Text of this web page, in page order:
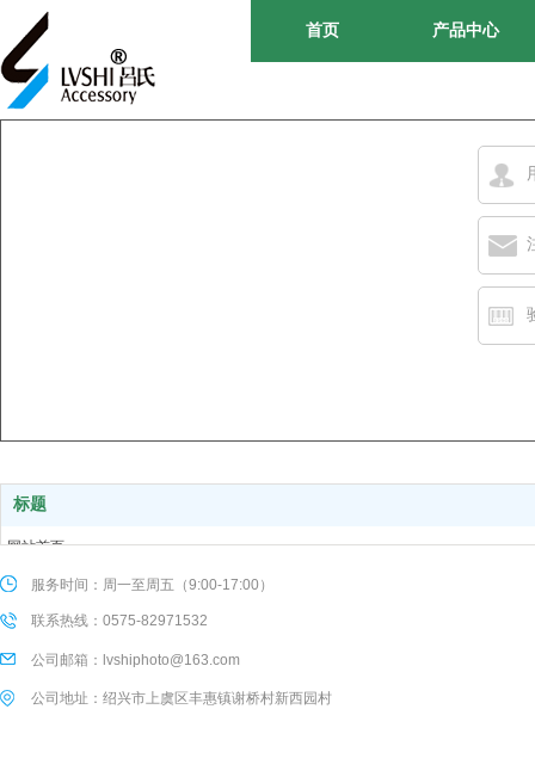
首页 产品中心
标题
网站首页
关于我们
服务支持
新闻动态
联系我们
服务时间：周一至周五（9:00-17:00）
联系热线：0575-82971532
公司邮箱：lvshiphoto@163.com
公司地址：绍兴市上虞区丰惠镇谢桥村新西园村